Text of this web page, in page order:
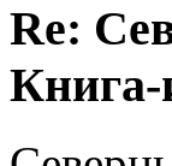
Re:
Книга-